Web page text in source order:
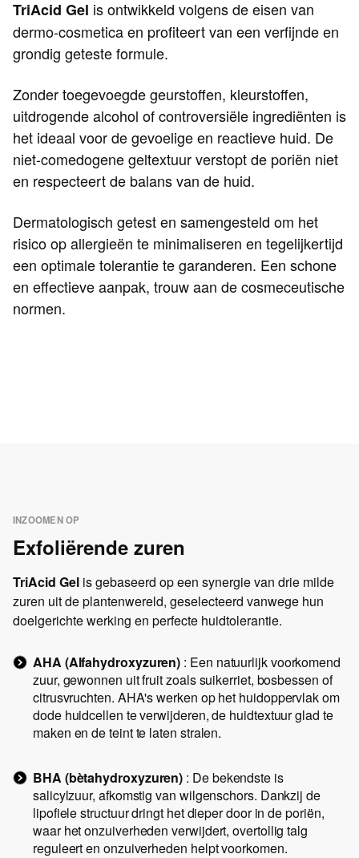
TriAcid Gel is ontwikkeld volgens de eisen van
dermo-cosmetica en profiteert van een verfijnde en
grondig geteste formule.
Zonder toegevoegde geurstoffen, kleurstoffen,
uitdrogende alcohol of controversiële ingrediënten is
het ideaal voor de gevoelige en reactieve huid. De
niet-comedogene geltextuur verstopt de poriën niet
en respecteert de balans van de huid.
Dermatologisch getest en samengesteld om het
risico op allergieën te minimaliseren en tegelijkertijd
een optimale tolerantie te garanderen. Een schone
en effectieve aanpak, trouw aan de cosmeceutische
normen.
INZOOMEN OP
Exfoliërende zuren
TriAcid Gel is gebaseerd op een synergie van drie milde
zuren uit de plantenwereld, geselecteerd vanwege hun
doelgerichte werking en perfecte huidtolerantie.
AHA (Alfahydroxyzuren) : Een natuurlijk voorkomend
zuur, gewonnen uit fruit zoals suikerriet, bosbessen of
citrusvruchten. AHA's werken op het huidoppervlak om
dode huidcellen te verwijderen, de huidtextuur glad te
maken en de teint te laten stralen.
BHA (bètahydroxyzuren) : De bekendste is
salicylzuur, afkomstig van wilgenschors. Dankzij de
lipofiele structuur dringt het dieper door in de poriën,
waar het onzuiverheden verwijdert, overtollig talg
reguleert en onzuiverheden helpt voorkomen.